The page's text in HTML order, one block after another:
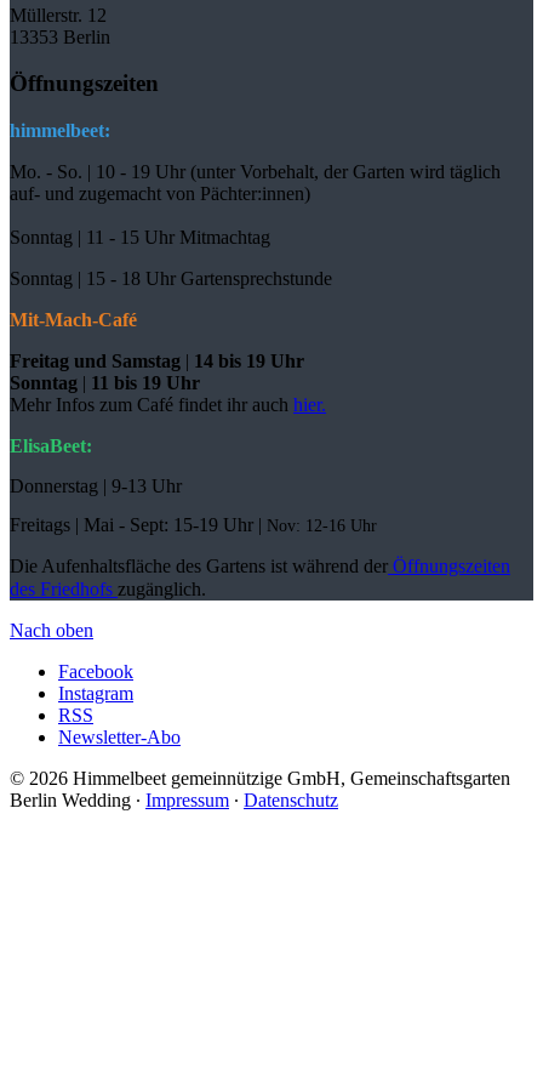
Müllerstr. 12
13353 Berlin
Öffnungszeiten
himmelbeet:
Mo. - So. | 10 - 19 Uhr (unter Vorbehalt, der Garten wird täglich
auf- und zugemacht von Pächter:innen)
Sonntag | 11 - 15 Uhr Mitmachtag
Sonntag | 15 - 18 Uhr Gartensprechstunde
Mit-Mach-Café
Freitag und Samstag | 14 bis 19 Uhr
Sonntag | 11 bis 19 Uhr
Mehr Infos zum Café findet ihr auch hier.
ElisaBeet:
Donnerstag | 9-13 Uhr
Freitags | Mai - Sept: 15-19 Uhr | Nov: 12-16 Uhr
Die Aufenhaltsfläche des Gartens ist während der Öffnungszeiten
des Friedhofs zugänglich.
Nach oben
Facebook
Instagram
RSS
Newsletter-Abo
© 2026 Himmelbeet gemeinnützige GmbH, Gemeinschaftsgarten
Berlin Wedding ∙ Impressum ∙ Datenschutz